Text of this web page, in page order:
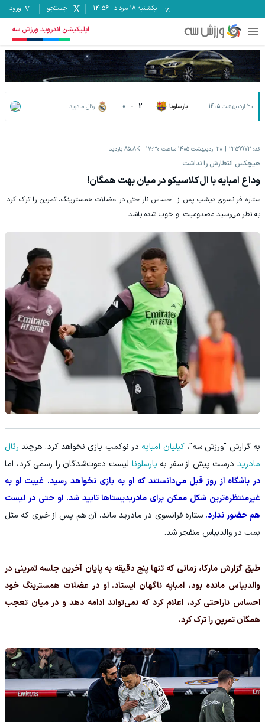
یکشنبه ۱۸ مرداد -
14:56 جستجو ورود
اپلیکیشن اندروید ورزش سه
20 اردیبهشت 1405 بارسلونا 2
-
0 رئال مادرید
کد: 2359972 20 اردیبهشت 1405 ساعت 17:30 85.8K بازدید
هیچکس انتظارش را نداشت
وداع امباپه با ال‌کلاسیکو در میان بهت همگان!
ستاره فرانسوی دیشب پس از احساس ناراحتی در عضلات همسترینگ، تمرین را ترک کرد.
به نظر می‌رسید مصدومیت او خوب شده باشد.
به گزارش "ورزش سه"،کیلیان امباپه در نوکمپ بازی نخواهد کرد. هرچند رئال
مادرید درست پیش از سفر به بارسلونا لیست دعوت‌شدگان را رسمی کرد، اما
در باشگاه از روز قبل می‌دانستند که او به بازی نخواهد رسید. غیبت او به
غیرمنتظره‌ترین شکل ممکن برای مادریدیستاها تایید شد. او حتی در لیست
هم حضور ندارد. ستاره فرانسوی در مادرید ماند، آن هم پس از خبری که مثل
بمب در والدبباس منفجر شد.
طبق گزارش مارکا، زمانی که تنها پنج دقیقه به پایان آخرین جلسه تمرینی در
والدبباس مانده بود، امباپه ناگهان ایستاد. او در عضلات همسترینگ خود
احساس ناراحتی کرد، اعلام کرد که نمی‌تواند ادامه دهد و در میان تعجب
همگان تمرین را ترک کرد.